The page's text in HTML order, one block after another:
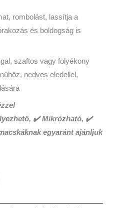
rombolást, lassítja a
és boldogság is
szaftos vagy folyékony
nedves eledellel,
✔️ Mikrózható, ✔️
egyaránt ajánljuk